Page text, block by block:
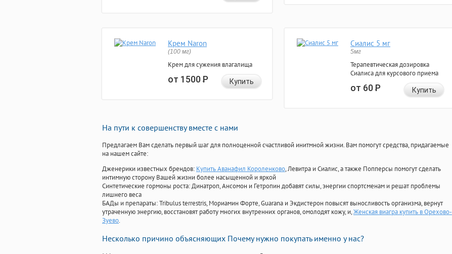
Крем Naron
(100 мг)
Крем для сужения влагалища
от 1500Р Купить
Сиалис 5 мг
5мг
Терапевтическая дозировка
Сиалиса для курсового приема
от 60Р Купить
На пути к совершенству вместе с нами
Предлагаем Вам сделать первый шаг для полноценной счастливой инитмной жизни. Вам помогут средства, придагаемые
на нашем сайте:
Дженерики известных брендов: Купить Аванафил Короленково, Левитра и Сиалис, а также Попперсы помогут сделать
интимную сторону Вашей жизни более насыщенной и яркой
Синтетические гормоны роста: Динатроп, Ансомон и Гетропин добавят силы, энергии спортсменам и решат проблемы
лишнего веса
БАДы и препараты:Tribulus terrestris, Мориамин Форте, Guarana и Экдистерон повысят выносливость организма, вернут
утраченную энергию, восстановят работу многих внутренних органов, омолодят кожу, и,Женская виагра купить в Орехово-
Зуево.
Несколько причино объясняющих Почему нужно покупать именно у нас?